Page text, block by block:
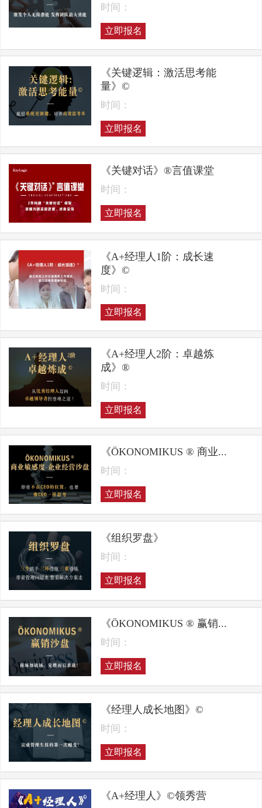
时间：
立即报名
《关键逻辑：激活思考能
量》©
时间：
立即报名
《关键对话》®言值课堂
时间：
立即报名
《A+经理人1阶：成长速
度》©
时间：
立即报名
《A+经理人2阶：卓越炼
成》®
时间：
立即报名
《ÖKONOMIKUS ® 商业...
时间：
立即报名
《组织罗盘》
时间：
立即报名
《ÖKONOMIKUS ® 赢销...
时间：
立即报名
《经理人成长地图》©
时间：
立即报名
《A+经理人》©领秀营